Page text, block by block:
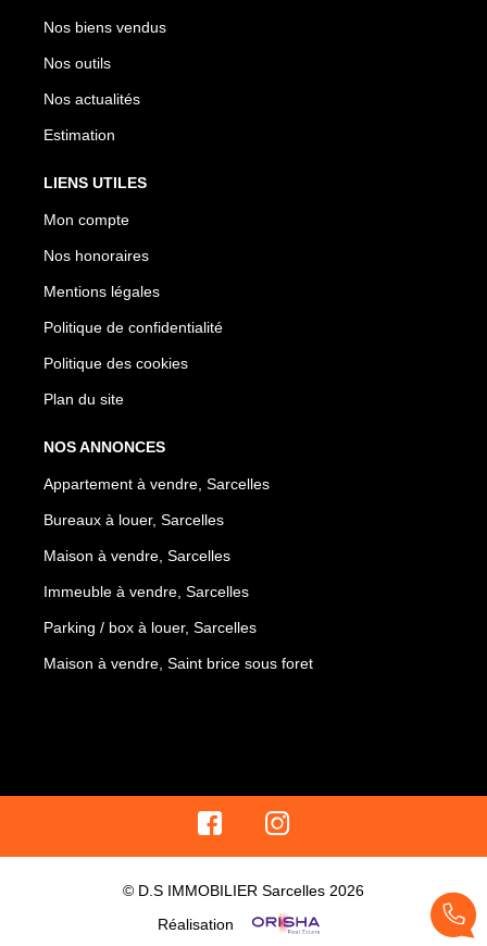
Nos biens vendus
Nos outils
Nos actualités
Estimation
LIENS UTILES
Mon compte
Nos honoraires
Mentions légales
Politique de confidentialité
Politique des cookies
Plan du site
NOS ANNONCES
Appartement à vendre, Sarcelles
Bureaux à louer, Sarcelles
Maison à vendre, Sarcelles
Immeuble à vendre, Sarcelles
Parking / box à louer, Sarcelles
Maison à vendre, Saint brice sous foret
© D.S IMMOBILIER Sarcelles 2026
Réalisation